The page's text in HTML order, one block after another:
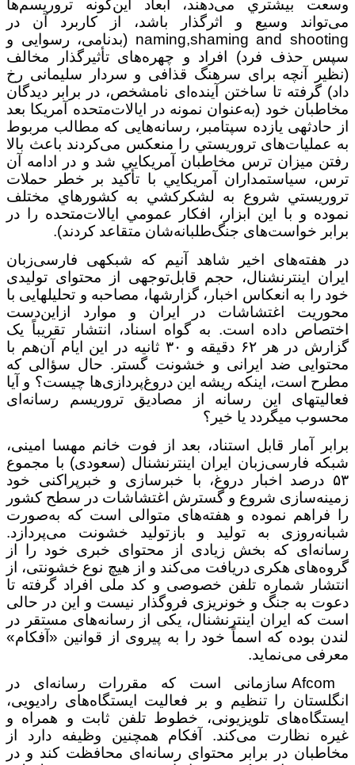
وسعت بيشتري می‌دهند، ابعاد این‌گونه تروریسم‌ها
می‌تواند وسیع و اثرگذار باشد، از کاربرد آن در
naming,shaming and shooting (بدنامی، رسوایی و
سپس حذف فرد) افراد و چهره‌های تأثیرگذار مخالف
(نظیر آنچه برای سرهنگ قذافی و سردار سلیمانی رخ
داد) گرفته تا ساختن آینده‌ای نامشخص، در برابر ديدگان
مخاطبان خود (به‌عنوان نمونه در ایالات‌متحده آمريکا بعد
از حادثه­ی يازده سپتامبر، رسانه‌هایی که مطالب مربوط
به عملیات‌های تروريستي را منعکس می‌کردند باعث بالا
رفتن ميزان ترس مخاطبان آمريکايي شد و در ادامه آن
ترس، سياستمداران آمريکايي با تأکيد بر خطر حملات
تروريستي شروع به لشکرکشي به کشورهاي مختلف
نموده و با اين ابزار، افکار عمومي ایالات‌متحده را در
برابر خواست‌های جنگ‌طلبانه‌شان متقاعد کردند).
در هفته‌های اخیر شاهد آنیم که شبکه­ی فارسی‌زبان
ایران اینترنشنال، حجم قابل‌توجهی از محتوای تولیدی
خود را به انعکاس اخبار، گزارش­ها، مصاحبه و تحلیل­هایی با
محوریت اغتشاشات در ایران و موارد ازاین‌دست
اختصاص داده است. به گواه اسناد، انتشار تقریباً یک
گزارش در هر ۶۲ دقیقه و ۳۰ ثانیه در این ایام آن‌هم با
محتوایی ضد ایرانی و خشونت گستر. حال سؤالی که
مطرح است، این­که ریشه این دروغ‌پردازی‌ها چیست؟ و آیا
فعالیت­های این رسانه از مصادیق تروریسم رسانه‌ای
محسوب می­گردد یا خیر؟
برابر آمار قابل استناد، بعد از فوت خانم مهسا امینی،
شبکه فارسی‌زبان ایران اینترنشنال (سعودی) با مجموع
۵۳ درصد اخبار دروغ، با خبرسازی و خبرپراکنی خود
زمینه‌سازی شروع و گسترش اغتشاشات در سطح کشور
را فراهم نموده و هفته‌های متوالی است که به‌صورت
شبانه‌روزی به تولید و بازتولید خشونت می‌پردازد.
رسانه‌ای که بخش زیادی از محتوای خبری خود را از
گروه‌های هکری دریافت می‌کند و از هیچ نوع خشونتی، از
انتشار شماره تلفن خصوصی و کد ملی افراد گرفته تا
دعوت به جنگ و خونریزی فروگذار نیست و این در حالی
است که ایران اینترنشنال، یکی از رسانه‌های مستقر در
لندن بوده که اسماً خود را به پیروی از قوانین «آفکام»
معرفی می‌نماید.
Afcom سازمانی است که مقررات رسانه‌ای در
انگلستان را تنظیم و بر فعالیت ایستگاه‌های رادیویی،
ایستگاه‌های تلویزیونی، خطوط تلفن ثابت و همراه و
غیره نظارت می‌کند. آفکام همچنین وظیفه دارد از
مخاطبان در برابر محتوای رسانه‌ای محافظت کند و در